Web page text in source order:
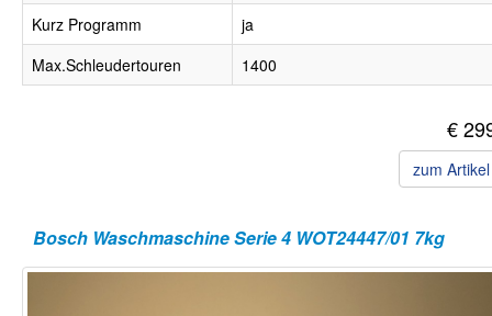
Kurz Programm
ja
Max.Schleudertouren
1400
€
zum
Bosch Waschmaschine Serie 4 WOT24447/01 7kg